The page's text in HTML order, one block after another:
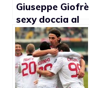
Giuseppe Giofrè
sexy doccia al
mare (foto)